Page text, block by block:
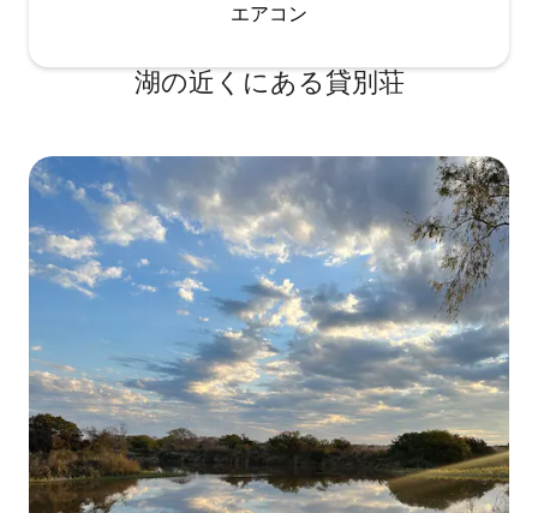
エアコン
湖の近くにある貸別荘